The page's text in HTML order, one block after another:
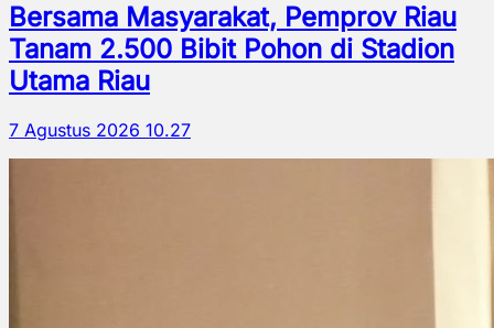
Bersama Masyarakat, Pemprov Riau
Tanam 2.500 Bibit Pohon di Stadion
Utama Riau
7 Agustus 2026 10.27